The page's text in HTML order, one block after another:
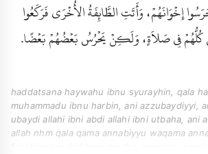
إِخْوَانَهُمْ، وَأَتَتِ الطَّائِفَةُ الأُخْرَى فَرَكَعُوا
كُلُّهُمْ فِي صَلاَةٍ، وَلَكِنْ يَحْرُسُ بَعْضُهُمْ بَعْضًا.
haddatsana haywahu ibnu syurayhin, qala
muhammadu ibnu harbin, ani azzubaydiyyi,
ubaydi allahi ibni abdi allahi ibni utbaha, ani
allah nhm qala qama annabiyyu waqama